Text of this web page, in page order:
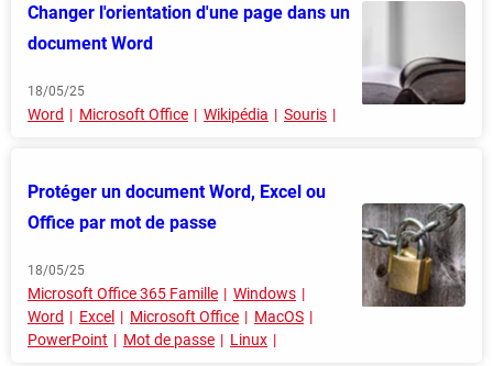
Changer l'orientation d'une page dans un
document Word
18/05/25
Word Microsoft Office Wikipédia Souris
Protéger un document Word, Excel ou
Office par mot de passe
18/05/25
Microsoft Office 365 Famille
Windows
Word
Excel Microsoft Office
MacOS
PowerPoint
Mot de passe Linux